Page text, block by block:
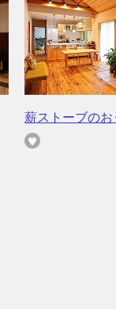
薪ストーブのお